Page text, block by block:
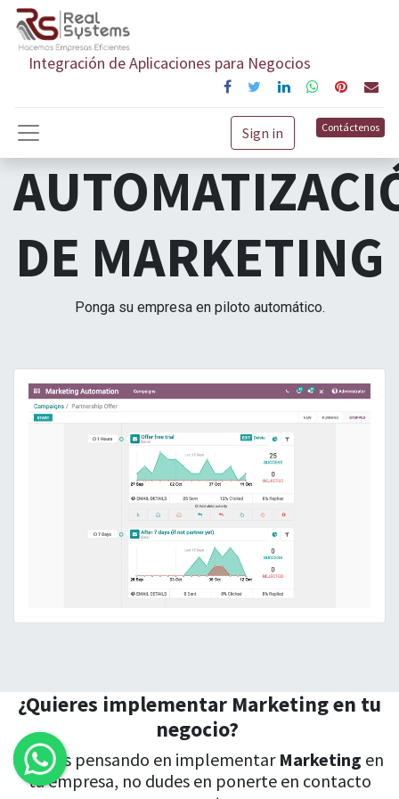
Integración de Aplicaciones para Negocios
Sign in Contáctenos
DE MARKETING
Ponga su empresa en piloto automático.
¿Quieres implementar Marketing en tu
negocio?
Si estás pensando en implementar Marketing en
tu empresa, no dudes en ponerte en contacto